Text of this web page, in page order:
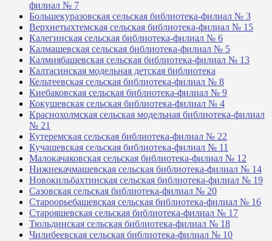
филиал № 7
Большекуразовская сельская библиотека-филиал № 3
Верхнетыхтемская сельская библиотека-филиал № 15
Калегинская сельская библиотека-филиал № 6
Калмашевская сельская библиотека-филиал № 5
Калмиябашевская сельская библиотека-филиал № 13
Калтасинская модельная детская библиотека
Кельтеевская сельская библиотека-филиал № 8
Киебаковская сельская библиотека-филиал № 9
Кокушевская сельская библиотека-филиал № 4
Краснохолмская сельская модельная библиотека-филиал
№ 21
Кутеремская сельская библиотека-филиал № 22
Кучашевская сельская библиотека-филиал № 11
Малокачаковская сельская библиотека-филиал № 12
Нижнекачмашевская сельская библиотека-филиал № 14
Новокильбахтинская сельская библиотека-филиал № 19
Сазовская сельская библиотека-филиал № 20
Староорьебашевская сельская библиотека-филиал № 16
Старояшевская сельская библиотека-филиал № 17
Тюльдинская сельская библиотека-филиал № 18
Чилибеевская сельская библиотека-филиал № 10